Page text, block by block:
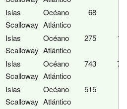
Islas
Scalloway
Océano
Atlántico
68
Islas
Scalloway
Océano
Atlántico
275
Islas
Scalloway
Océano
Atlántico
743
Islas
Scalloway
Océano
Atlántico
515